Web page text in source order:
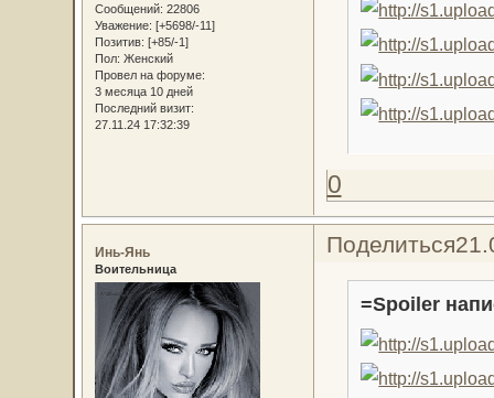
Сообщений: 22806
Уважение: [+5698/-11]
Позитив: [+85/-1]
Пол: Женский
Провел на форуме:
3 месяца 10 дней
Последний визит:
27.11.24 17:32:39
0
Поделиться
Инь-Янь
Воительница
=Spoiler